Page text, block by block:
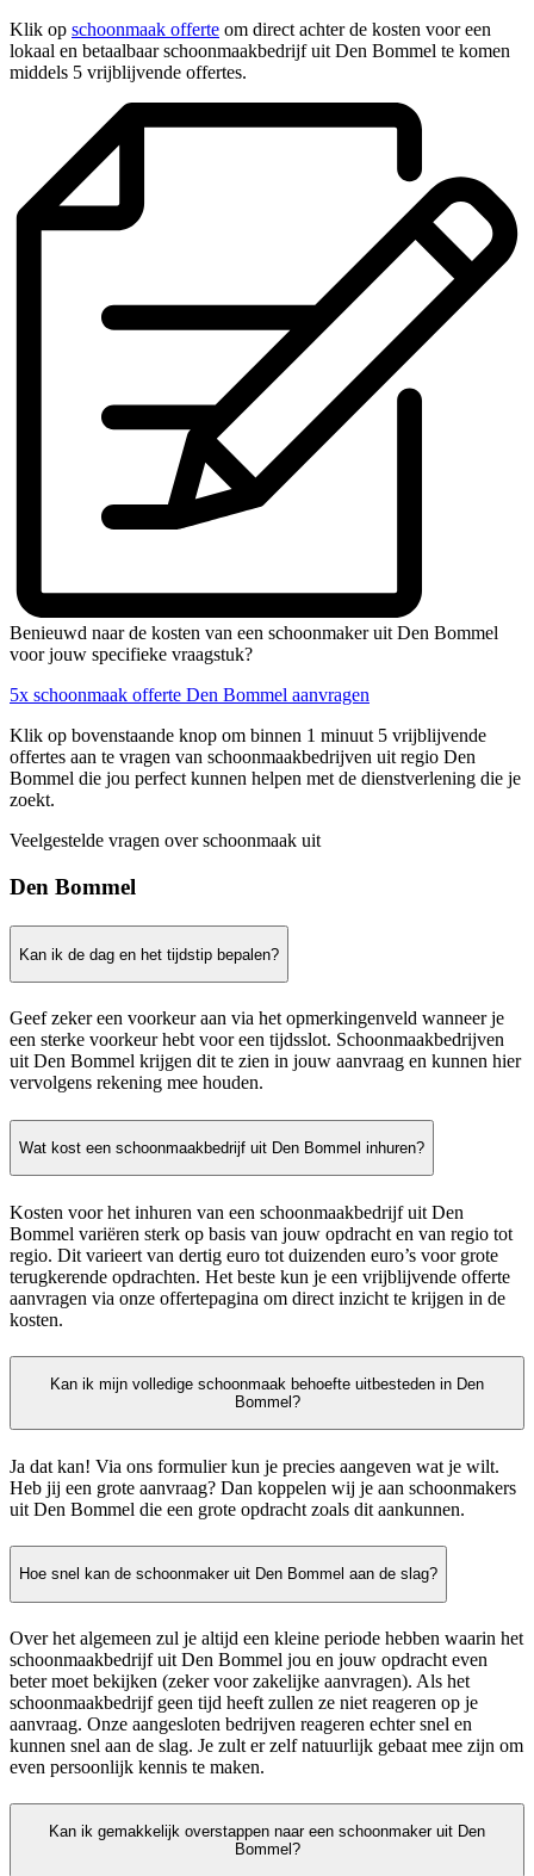
Klik op schoonmaak offerte om direct achter de kosten voor een
lokaal en betaalbaar schoonmaakbedrijf uit Den Bommel te komen
middels 5 vrijblijvende offertes.
Benieuwd naar de kosten van een schoonmaker uit Den Bommel
voor jouw specifieke vraagstuk?
5x schoonmaak offerte Den Bommel aanvragen
Klik op bovenstaande knop om binnen 1 minuut 5 vrijblijvende
offertes aan te vragen van schoonmaakbedrijven uit regio Den
Bommel die jou perfect kunnen helpen met de dienstverlening die je
zoekt.
Veelgestelde vragen over schoonmaak uit
Den Bommel
Kan ik de dag en het tijdstip bepalen?
Geef zeker een voorkeur aan via het opmerkingenveld wanneer je
een sterke voorkeur hebt voor een tijdsslot. Schoonmaakbedrijven
uit Den Bommel krijgen dit te zien in jouw aanvraag en kunnen hier
vervolgens rekening mee houden.
Wat kost een schoonmaakbedrijf uit Den Bommel inhuren?
Kosten voor het inhuren van een schoonmaakbedrijf uit Den
Bommel variëren sterk op basis van jouw opdracht en van regio tot
regio. Dit varieert van dertig euro tot duizenden euro’s voor grote
terugkerende opdrachten. Het beste kun je een vrijblijvende offerte
aanvragen via onze offertepagina om direct inzicht te krijgen in de
kosten.
Kan ik mijn volledige schoonmaak behoefte uitbesteden in Den
Bommel?
Ja dat kan! Via ons formulier kun je precies aangeven wat je wilt.
Heb jij een grote aanvraag? Dan koppelen wij je aan schoonmakers
uit Den Bommel die een grote opdracht zoals dit aankunnen.
Hoe snel kan de schoonmaker uit Den Bommel aan de slag?
Over het algemeen zul je altijd een kleine periode hebben waarin het
schoonmaakbedrijf uit Den Bommel jou en jouw opdracht even
beter moet bekijken (zeker voor zakelijke aanvragen). Als het
schoonmaakbedrijf geen tijd heeft zullen ze niet reageren op je
aanvraag. Onze aangesloten bedrijven reageren echter snel en
kunnen snel aan de slag. Je zult er zelf natuurlijk gebaat mee zijn om
even persoonlijk kennis te maken.
Kan ik gemakkelijk overstappen naar een schoonmaker uit Den
Bommel?